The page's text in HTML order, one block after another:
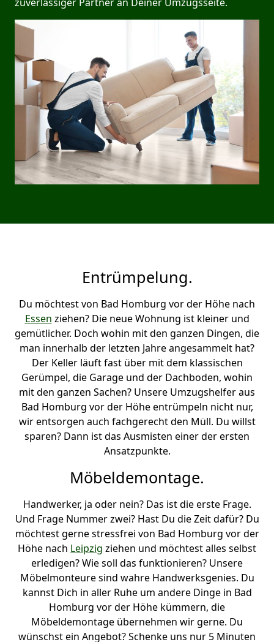
Entrümpelung.
Du möchtest von Bad Homburg vor der Höhe nach
Essen ziehen? Die neue Wohnung ist kleiner und
gemütlicher. Doch wohin mit den ganzen Dingen, die
man innerhalb der letzten Jahre angesammelt hat?
Der Keller läuft fast über mit dem klassischen
Gerümpel, die Garage und der Dachboden, wohin
mit den ganzen Sachen? Unsere Umzugshelfer aus
Bad Homburg vor der Höhe entrümpeln nicht nur,
wir entsorgen auch fachgerecht den Müll. Du willst
sparen? Dann ist das Ausmisten einer der ersten
Ansatzpunkte.
Möbeldemontage.
Handwerker, ja oder nein? Das ist die erste Frage.
Und Frage Nummer zwei? Hast Du die Zeit dafür? Du
möchtest gerne stressfrei von Bad Homburg vor der
Höhe nach Leipzig ziehen und möchtest alles selbst
erledigen? Wie soll das funktionieren? Unsere
Möbelmonteure sind wahre Handwerksgenies. Du
kannst Dich in aller Ruhe um andere Dinge in Bad
Homburg vor der Höhe kümmern, die
Möbeldemontage übernehmen wir gerne. Du
wünschst ein Angebot? Schenke uns nur 5 Minuten